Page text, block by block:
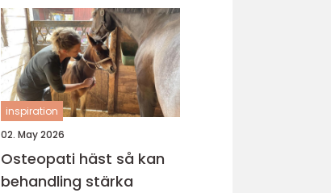
inspiration
02. May 2026
Osteopati häst så kan
behandling stärka